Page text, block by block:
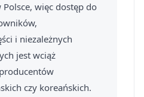
więc dostęp do
i niezależnych
jest wciąż
czy koreańskich.